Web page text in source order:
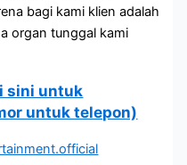
bagi kami klien adalah
organ tunggal kami
sini untuk
untuk telepon)